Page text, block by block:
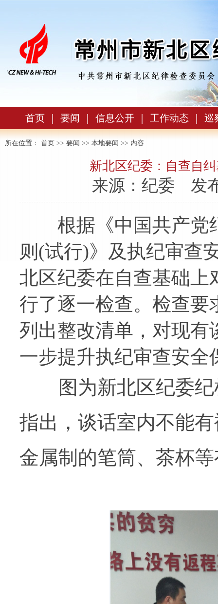
首页 要闻 信息公开 工作动态 巡
所在位置： 首页 >> 要闻 >> 本地要闻 >> 内容
新北区纪委：自查自
来源：纪委 发
根据《中国共产党
则(试行)》及执纪审查
北区纪委在自查基础上
行了逐一检查。检查要
列出整改清单，对现有
一步提升执纪审查安全
图为新北区纪委纪
指出，谈话室内不能
金属制的笔筒、茶杯